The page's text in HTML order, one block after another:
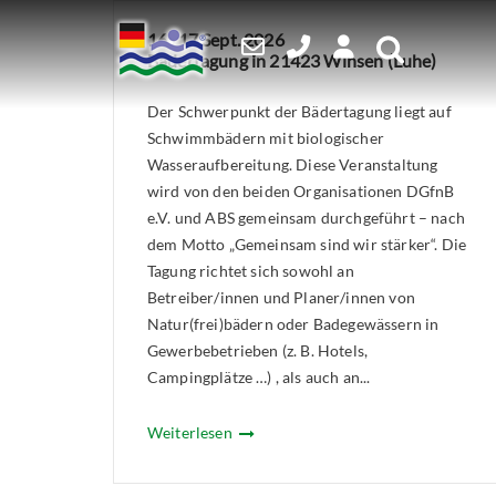
Skip
to
content
16./17 Sept. 2026
Bädertagung in 21423 Winsen (Luhe)
Der Schwerpunkt der Bädertagung liegt auf
Schwimmbädern mit biologischer
Wasseraufbereitung. Diese Veranstaltung
wird von den beiden Organisationen DGfnB
e.V. und ABS gemeinsam durchgeführt – nach
dem Motto „Gemeinsam sind wir stärker“. Die
Tagung richtet sich sowohl an
Betreiber/innen und Planer/innen von
Natur(frei)bädern oder Badegewässern in
Gewerbebetrieben (z. B. Hotels,
Campingplätze …) , als auch an...
Weiterlesen